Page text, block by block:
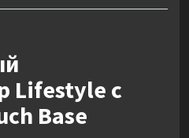
Lifestyle с
Base